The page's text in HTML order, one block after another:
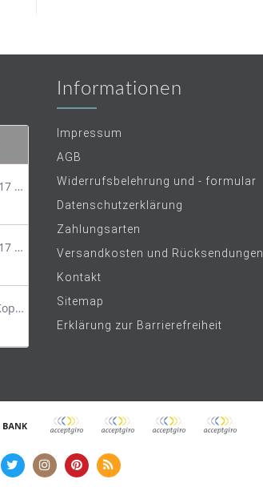
Mazda CX-5 KE bis 2017 Trittschutzleiste Edelstahl original
Mazda CX-5 KE bis 2017 Lastenträger Dachträger
Kleiderbügel für die Kopfstütze
Informationen
Impressum
AGB
Widerrufsbelehrung und - formular
Datenschutzerklärung
Zahlungsarten
Versandkosten und Rücksendungen
Kontakt
Sitemap
Erklärung zur Barrierefreiheit